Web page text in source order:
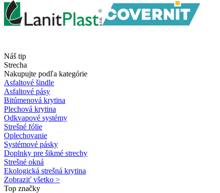
Náš tip
Strecha
Nakupujte podľa kategórie
Asfaltové šindle
Asfaltové pásy
Bitúmenová krytina
Plechová krytina
Odkvapové systémy
Strešné fólie
Oplechovanie
Systémové pásky
Doplnky pre šikmé strechy
Strešné okná
Ekologická strešná krytina
Zobraziť všetko >
Top značky